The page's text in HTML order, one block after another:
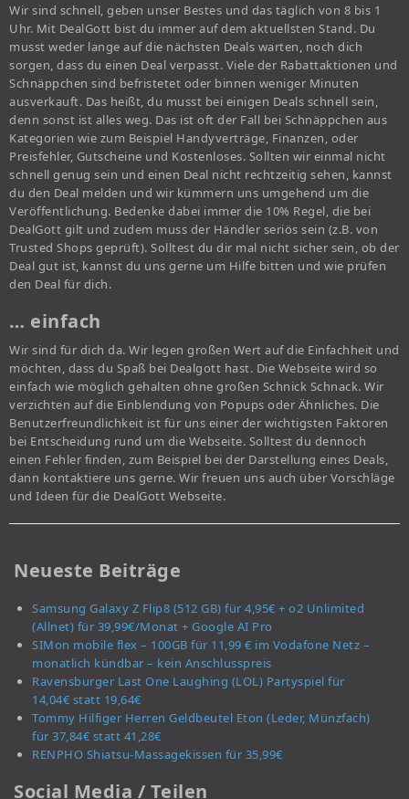
Wir sind schnell, geben unser Bestes und das täglich von 8 bis 1
Uhr. Mit DealGott bist du immer auf dem aktuellsten Stand. Du
musst weder lange auf die nächsten Deals warten, noch dich
sorgen, dass du einen Deal verpasst. Viele der Rabattaktionen und
Schnäppchen sind befristetet oder binnen weniger Minuten
ausverkauft. Das heißt, du musst bei einigen Deals schnell sein,
denn sonst ist alles weg. Das ist oft der Fall bei Schnäppchen aus
Kategorien wie zum Beispiel Handyverträge, Finanzen, oder
Preisfehler, Gutscheine und Kostenloses. Sollten wir einmal nicht
schnell genug sein und einen Deal nicht rechtzeitig sehen, kannst
du den Deal melden und wir kümmern uns umgehend um die
Veröffentlichung. Bedenke dabei immer die 10% Regel, die bei
DealGott gilt und zudem muss der Händler seriös sein (z.B. von
Trusted Shops geprüft). Solltest du dir mal nicht sicher sein, ob der
Deal gut ist, kannst du uns gerne um Hilfe bitten und wie prüfen
den Deal für dich.
… einfach
Wir sind für dich da. Wir legen großen Wert auf die Einfachheit und
möchten, dass du Spaß bei Dealgott hast. Die Webseite wird so
einfach wie möglich gehalten ohne großen Schnick Schnack. Wir
verzichten auf die Einblendung von Popups oder Ähnliches. Die
Benutzerfreundlichkeit ist für uns einer der wichtigsten Faktoren
bei Entscheidung rund um die Webseite. Solltest du dennoch
einen Fehler finden, zum Beispiel bei der Darstellung eines Deals,
dann kontaktiere uns gerne. Wir freuen uns auch über Vorschläge
und Ideen für die DealGott Webseite.
Neueste Beiträge
Samsung Galaxy Z Flip8 (512 GB) für 4,95€ + o2 Unlimited
(Allnet) für 39,99€/Monat + Google AI Pro
SIMon mobile flex – 100GB für 11,99 € im Vodafone Netz –
monatlich kündbar – kein Anschlusspreis
Ravensburger Last One Laughing (LOL) Partyspiel für
14,04€ statt 19,64€
Tommy Hilfiger Herren Geldbeutel Eton (Leder, Münzfach)
für 37,84€ statt 41,28€
RENPHO Shiatsu-Massagekissen für 35,99€
Social Media / Teilen